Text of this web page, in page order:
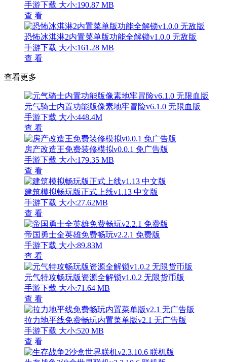
手游下载 大小:190.87 MB
查 看
恐怖冰淇淋2内置菜单版功能全解锁v1.0.0 无敌版
手游下载 大小:161.28 MB
查 看
查看更多
元气骑士内置功能版像素地牢冒险v6.1.0 无限血版
手游下载 大小:448.4M
查 看
房产改造王免费装修模拟v0.0.1 免广告版
手游下载 大小:179.35 MB
查 看
建筑模拟畅玩版正式上线v1.13 中文版
手游下载 大小:27.62MB
查 看
帝国勇士全英雄免费畅玩v2.2.1 免费版
手游下载 大小:89.83M
查 看
元气特攻畅玩版资源全解锁v1.0.2 无限货币版
手游下载 大小:71.64 MB
查 看
拉力地平线免费畅玩内置菜单版v2.1 无广告版
手游下载 大小:520 MB
查 看